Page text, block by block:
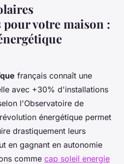
votre maison :
français connaît une
avec +30% d'installations
l'Observatoire de
énergétique permet
drastiquement leurs
en gagnant en autonomie
comme cap soleil energie